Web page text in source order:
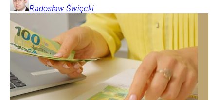
Radosław Święcki